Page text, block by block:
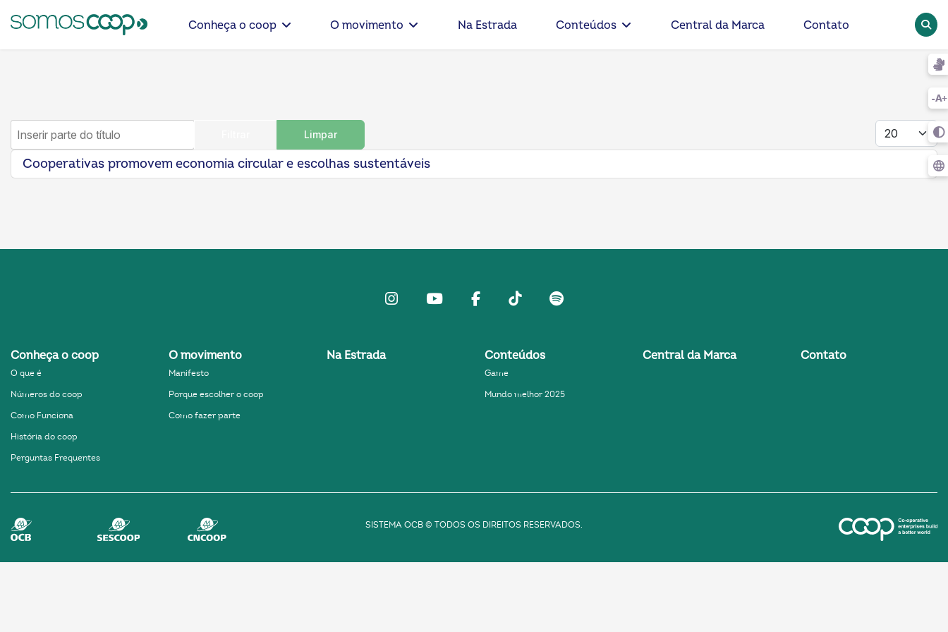
Conheça o coop O movimento Na Estrada Conteúdos Central da Marca Contato
Inserir parte do título
Limpar
Mostrar #
Cooperativas promovem economia circular e escolhas sustentáveis
InstagramYoutubefacebookTiktokSpotify
Conheça o coop
O que é
Números do coop
Como Funciona
História do coop
Perguntas Frequentes
O movimento
Manifesto
Porque escolher o coop
Como fazer parte
Na Estrada Conteúdos
Game
Mundo melhor 2025
Central da Marca Contato
SISTEMA OCB © TODOS OS DIREITOS RESERVADOS.